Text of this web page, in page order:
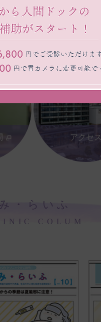
L アクセス
・らいふ
COLUM